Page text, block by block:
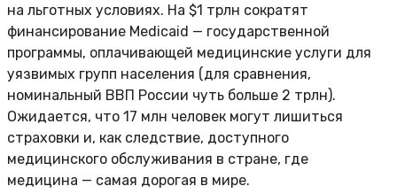
на льготных условиях. На $1 трлн сократят
финансирование Medicaid — государственной
программы, оплачивающей медицинские услуги для
уязвимых групп населения (для сравнения,
номинальный ВВП России чуть больше 2 трлн).
Ожидается, что 17 млн человек могут лишиться
страховки и, как следствие, доступного
медицинского обслуживания в стране, где
медицина — самая дорогая в мире.